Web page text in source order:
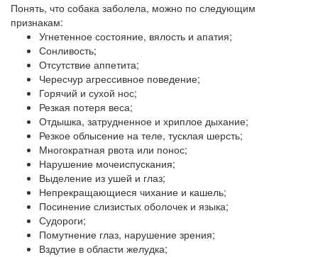
Понять, что собака заболела, можно по следующим
признакам:
Угнетенное состояние, вялость и апатия;
Сонливость;
Отсутствие аппетита;
Чересчур агрессивное поведение;
Горячий и сухой нос;
Резкая потеря веса;
Отдышка, затрудненное и хриплое дыхание;
Резкое облысение на теле, тусклая шерсть;
Многократная рвота или понос;
Нарушение мочеиспускания;
Выделение из ушей и глаз;
Непрекращающиеся чихание и кашель;
Посинение слизистых оболочек и языка;
Судороги;
Помутнение глаз, нарушение зрения;
Вздутие в области желудка;